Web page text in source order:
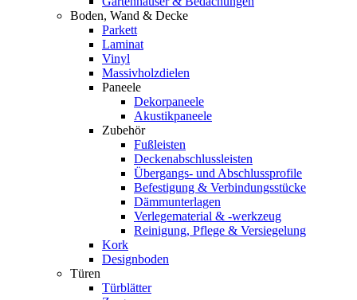
Boden, Wand & Decke
Parkett
Laminat
Vinyl
Massivholzdielen
Paneele
Dekorpaneele
Akustikpaneele
Zubehör
Fußleisten
Deckenabschlussleisten
Übergangs- und Abschlussprofile
Befestigung & Verbindungsstücke
Dämmunterlagen
Verlegematerial & -werkzeug
Reinigung, Pflege & Versiegelung
Kork
Designboden
Türen
Türblätter